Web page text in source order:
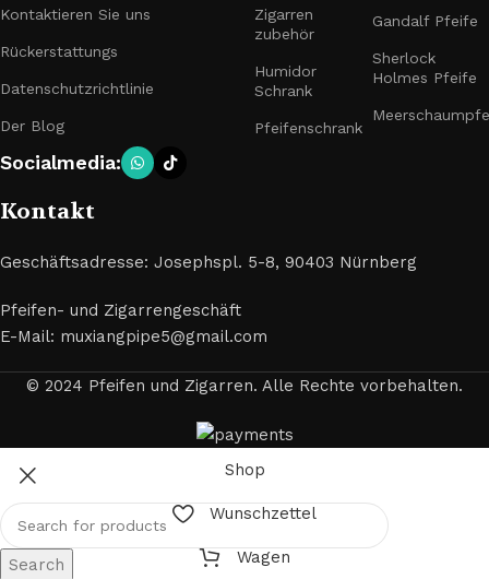
Kontaktieren Sie uns
Rückerstattungs
Datenschutzrichtlinie
Der Blog
Zigarren
zubehör
Humidor
Schrank
Pfeifenschrank
Gandalf Pfeife
Sherlock
Holmes Pfeife
Socialmedia:
Kontakt
Geschäftsadresse: Josephspl. 5-8, 90403 Nürnberg
Pfeifen- und Zigarrengeschäft
E-Mail: muxiangpipe5@gmail.com
© 2024 Pfeifen und Zigarren. Alle Rechte vorbehalten.
Search
Shop
Wunschzettel
Wagen